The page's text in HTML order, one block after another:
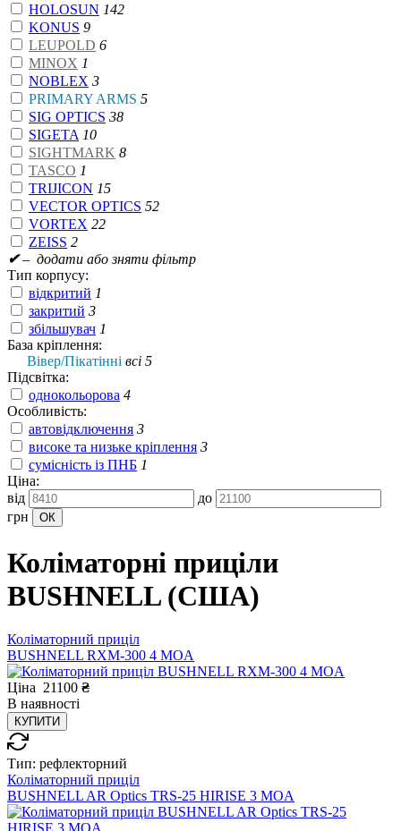
HOLOSUN 142
KONUS 9
LEUPOLD 6
MINOX 1
NOBLEX 3
PRIMARY ARMS 5
SIG OPTICS 38
SIGETA 10
SIGHTMARK 8
TASCO 1
TRIJICON 15
VECTOR OPTICS 52
VORTEX 22
ZEISS 2
✔– додати або зняти фільтр
Тип корпусу:
відкритий 1
закритий 3
збільшувач 1
База кріплення:
Вівер/Пікатінні всі 5
Підсвітка:
однокольорова 4
Особливість:
автовідключення 3
високе та низьке кріплення 3
сумісність із ПНБ 1
Ціна:
від
до
грн
Коліматорні приціли
BUSHNELL (США)
Коліматорний приціл
BUSHNELL RXM-300 4 MOA
Ціна 21100 ₴
В наявності
КУПИТИ
Тип: рефлекторний
Коліматорний приціл
BUSHNELL AR Optics TRS-25 HIRISE 3 MOA